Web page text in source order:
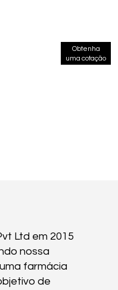
Obtenha
uma cotação
Ltd em 2015
nossa
farmácia
de